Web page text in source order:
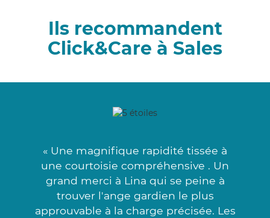
Ils recommandent
Click&Care à Sales
« Une magnifique rapidité tissée à
une courtoisie compréhensive . Un
grand merci à Lina qui se peine à
trouver l'ange gardien le plus
approuvable à la charge précisée. Les